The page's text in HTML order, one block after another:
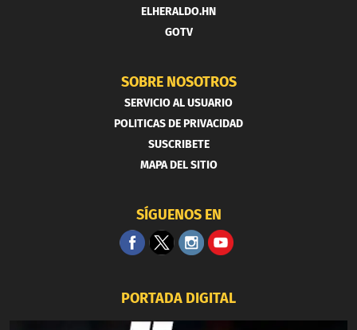
ELHERALDO.HN
GOTV
SOBRE NOSOTROS
SERVICIO AL USUARIO
POLITICAS DE PRIVACIDAD
SUSCRIBETE
MAPA DEL SITIO
SÍGUENOS EN
PORTADA DIGITAL